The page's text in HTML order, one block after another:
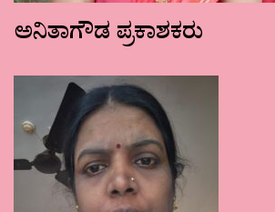
ಅನಿತಾಗೌಡ ಪ್ರಕಾಶಕರು